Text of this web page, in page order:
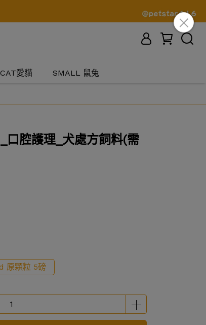
CAT愛貓 SMALL 鼠兔
口腔護理_犬處方飼料(需
原顆粒 5磅